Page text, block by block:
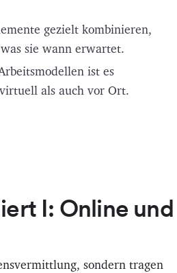
gezielt kombinieren,
sie wann erwartet.
ist es
als auch vor Ort.
I: Online und
sondern tragen